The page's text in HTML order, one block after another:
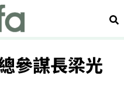
搜
參謀長梁光